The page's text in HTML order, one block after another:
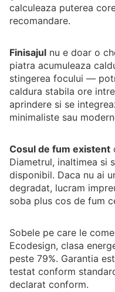
calculeaza puterea
recomandare.
Finisajul nu e doar o
piatra acumuleaza
stingerea focului —
caldura stabila ore
aprindere si se
minimaliste sau
Cosul de fum existent
Diametrul, inaltimea si
disponibil. Daca nu ai
degradat, lucram
soba plus cos de fum
Sobele pe care le
Ecodesign, clasa
peste 79%. Garantia
testat conform
declarat conform.